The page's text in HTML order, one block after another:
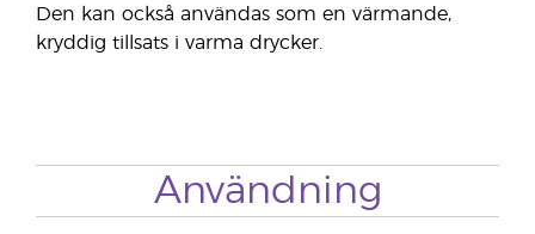
Den kan också användas som en värmande,
kryddig tillsats i varma drycker.
Användning